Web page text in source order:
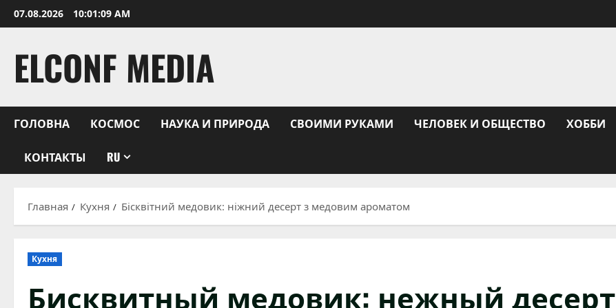
Перейти
к
07.08.2026 10:01:10 AM
ELCONF MEDIA
ГОЛОВНА КОСМОС НАУКА И ПРИРОДА СВОИМИ РУКАМИ ЧЕЛОВЕК И ОБЩЕСТВО ХОББИ
КОНТАКТЫ RU
Главная Кухня Бісквітний медовик: ніжний десерт з медовим ароматом
Кухня
Бисквитный медовик: нежный десерт